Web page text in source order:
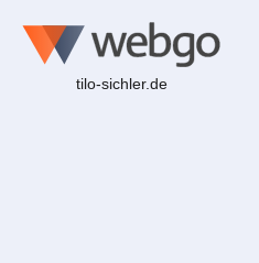
tilo-sichler.de